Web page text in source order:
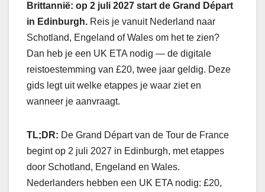
Brittannië: op 2 juli 2027 start de Grand Départ
in Edinburgh. Reis je vanuit Nederland naar
Schotland, Engeland of Wales om het te zien?
Dan heb je een UK ETA nodig — de digitale
reistoestemming van £20, twee jaar geldig. Deze
gids legt uit welke etappes je waar ziet en
wanneer je aanvraagt.
TL;DR: De Grand Départ van de Tour de France
begint op 2 juli 2027 in Edinburgh, met etappes
door Schotland, Engeland en Wales.
Nederlanders hebben een UK ETA nodig: £20,